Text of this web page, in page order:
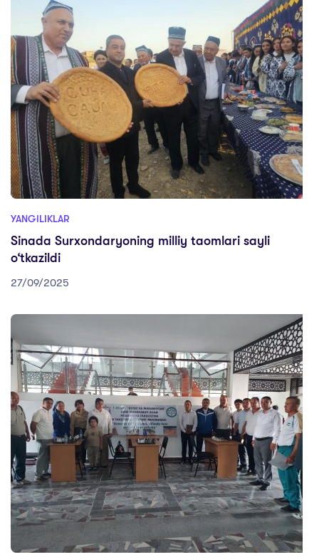
YANGILIKLAR
Sinada Surxondaryoning milliy taomlari sayli
o‘tkazildi
27/09/2025